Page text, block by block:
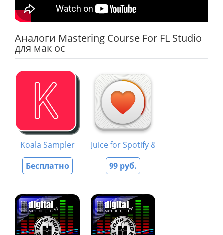
Аналоги Mastering Course For FL Studio
для мак ос
Koala Sampler
Бесплатно
Juice for Spotify & Music App
99 руб.